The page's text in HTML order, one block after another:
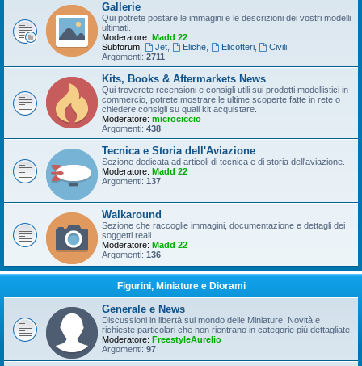
Gallerie
Qui potrete postare le immagini e le descrizioni dei vostri modelli
ultimati.
Moderatore: Madd 22
Subforum:
Jet, Eliche, Elicotteri,
Civili
Argomenti: 2711
Kits, Books & Aftermarkets News
Qui troverete recensioni e consigli utili sui prodotti modellistici in
commercio, potrete mostrare le ultime scoperte fatte in rete o
chiedere consigli su quali kit acquistare.
Moderatore: microciccio
Argomenti: 438
Tecnica e Storia dell'Aviazione
Sezione dedicata ad articoli di tecnica e di storia dell'aviazione.
Moderatore: Madd 22
Argomenti: 137
Walkaround
Sezione che raccoglie immagini, documentazione e dettagli dei
soggetti reali.
Moderatore: Madd 22
Argomenti: 136
Figurini, Miniature e Diorami
Generale e News
Discussioni in libertà sul mondo delle Miniature. Novità e
richieste particolari che non rientrano in categorie più dettagliate.
Moderatore: FreestyleAurelio
Argomenti: 97